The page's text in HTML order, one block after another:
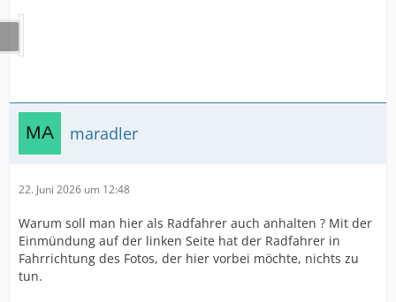
maradler
22. Juni 2026 um 12:48
Warum soll man hier als Radfahrer auch anhalten ? Mit der
Einmündung auf der linken Seite hat der Radfahrer in
Fahrrichtung des Fotos, der hier vorbei möchte, nichts zu
tun.